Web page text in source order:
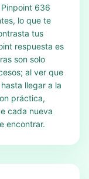
636
lo que te
tus
respuesta es
son solo
al ver que
llegar a la
práctica,
cada nueva
encontrar.